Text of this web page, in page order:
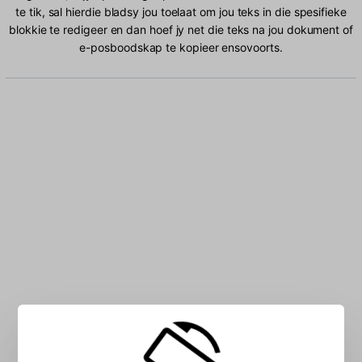
te tik, sal hierdie bladsy jou toelaat om jou teks in die spesifieke
blokkie te redigeer en dan hoef jy net die teks na jou dokument of
e-posboodskap te kopieer ensovoorts.
Tik Albanees karakters in die blokkie: